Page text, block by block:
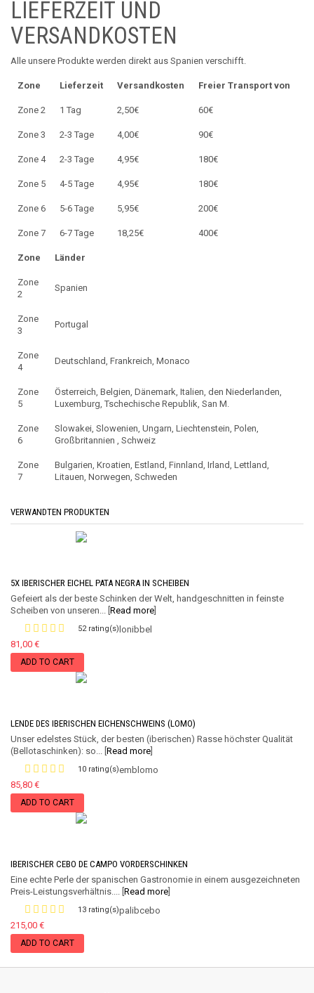
LIEFERZEIT UND
VERSANDKOSTEN
Alle unsere Produkte werden direkt aus Spanien verschifft.
Zone Lieferzeit Versandkosten Freier Transport von
Zone 2 1 Tag 2,50€ 60€
Zone 3 2-3 Tage 4,00€ 90€
Zone 4 2-3 Tage 4,95€ 180€
Zone 5 4-5 Tage 4,95€ 180€
Zone 6 5-6 Tage 5,95€ 200€
Zone 7 6-7 Tage 18,25€ 400€
Zone Länder
Zone
2
Spanien
Zone
3
Portugal
Zone
4
Deutschland, Frankreich, Monaco
Zone
5
Österreich, Belgien, Dänemark, Italien, den Niederlanden,
Luxemburg, Tschechische Republik, San M.
Zone
6
Slowakei, Slowenien, Ungarn, Liechtenstein, Polen,
Großbritannien , Schweiz
Zone
7
Bulgarien, Kroatien, Estland, Finnland, Irland, Lettland,
Litauen, Norwegen, Schweden
VERWANDTEN PRODUKTEN
5X IBERISCHER EICHEL PATA NEGRA IN SCHEIBEN
Gefeiert als der beste Schinken der Welt, handgeschnitten in feinste
Scheiben von unseren... [ Read more
52 rating(s) lonibbel
81,00 €
ADD TO CART
LENDE DES IBERISCHEN EICHENSCHWEINS (LOMO)
Unser edelstes Stück, der besten (iberischen) Rasse höchster Qualität
(Bellotaschinken): so... [ Read more
10 rating(s)emblomo
85,80 €
ADD TO CART
IBERISCHER CEBO DE CAMPO VORDERSCHINKEN
Eine echte Perle der spanischen Gastronomie in einem ausgezeichneten
Preis-Leistungsverhältnis.... [ Read more
13 rating(s)palibcebo
215,00 €
ADD TO CART